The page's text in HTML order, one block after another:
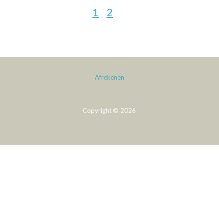
1 2
Afrekenen
Copyright © 2026